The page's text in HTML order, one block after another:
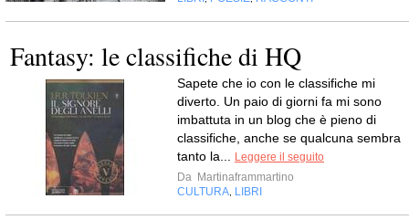
Fantasy: le classifiche di HQ
Sapete che io con le classifiche mi
diverto. Un paio di giorni fa mi sono
imbattuta in un blog che è pieno di
classifiche, anche se qualcuna sembra
tanto la...
Leggere il seguito
Da Martinaframmartino
CULTURA LIBRI